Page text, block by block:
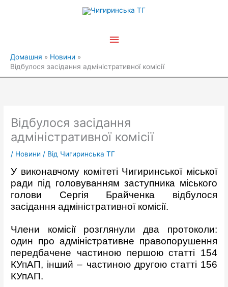
Головне
Домашня
Новини
Відбулося засідання адміністративної комісії
Відбулося засідання
адміністративної комісії
/ Новини / Від Чигиринська ТГ
У виконавчому комітеті Чигиринської міської
ради під головуванням заступника міського
голови Сергія Брайченка відбулося
засідання адміністративної комісії.
Члени комісії розглянули два протоколи:
один про адміністративне правопорушення
передбачене частиною першою статті 154
КУпАП, інший – частиною другою статті 156
КУпАП.